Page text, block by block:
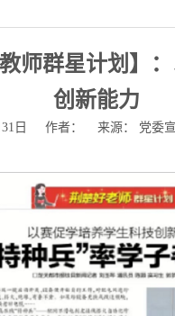
师群星计划】
创新能力
31日 作者： 来源： 党委